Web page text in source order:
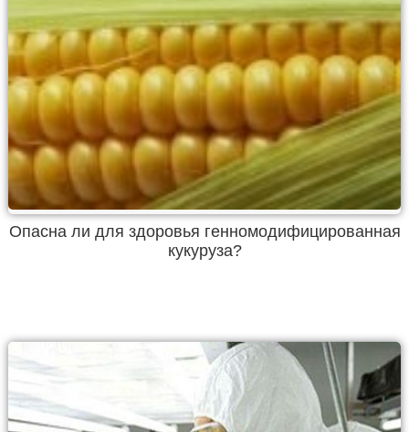
Опасна ли для здоровья генномодифицированная
кукуруза?